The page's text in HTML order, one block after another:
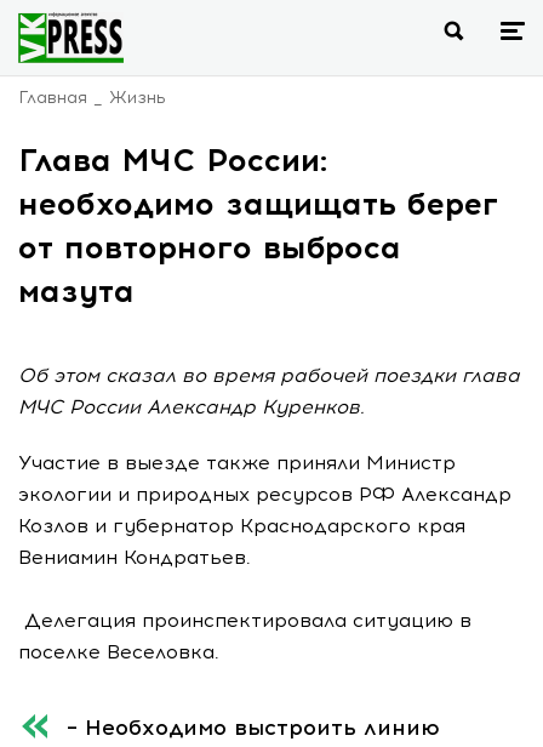
Главная Жизнь
Глава МЧС России:
необходимо защищать берег
от повторного выброса
мазута
Об этом сказал во время рабочей поездки глава
МЧС России Александр Куренков.
Участие в выезде также приняли Министр
экологии и природных ресурсов РФ Александр
Козлов и губернатор Краснодарского края
Вениамин Кондратьев.
Делегация проинспектировала ситуацию в
поселке Веселовка.
– Необходимо выстроить линию